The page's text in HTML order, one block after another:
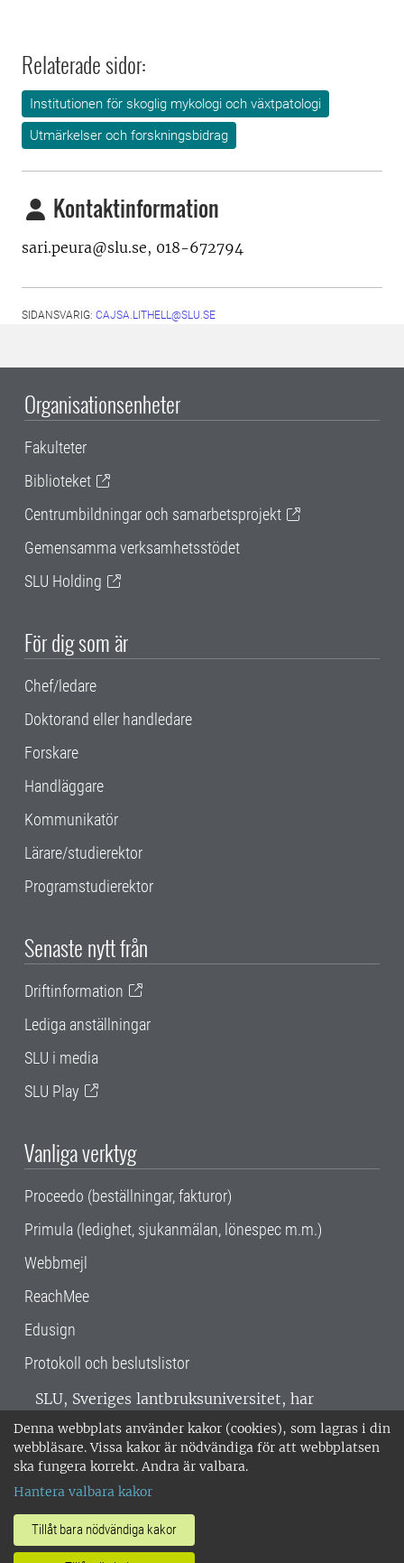
Denna webbplats använder kakor (cookies), som lagras i din
webbläsare. Vissa kakor är nödvändiga för att webbplatsen
ska fungera korrekt. Andra är valbara.
Hantera valbara kakor
Tillåt bara nödvändiga kakor
Relaterade sidor:
Institutionen för skoglig mykologi och växtpatologi
Utmärkelser och forskningsbidrag
Kontaktinformation
sari.peura@slu.se, 018-672794
SIDANSVARIG: CAJSA.LITHELL@SLU.SE
Organisationsenheter
Fakulteter
Biblioteket
Centrumbildningar och samarbetsprojekt
Gemensamma verksamhetsstödet
SLU Holding
För dig som är
Chef/ledare
Doktorand eller handledare
Forskare
Handläggare
Kommunikatör
Lärare/studierektor
Programstudierektor
Senaste nytt från
Driftinformation
Lediga anställningar
SLU i media
SLU Play
Vanliga verktyg
Proceedo (beställningar, fakturor)
Primula (ledighet, sjukanmälan, lönespec m.m.)
Webbmejl
ReachMee
Edusign
Protokoll och beslutslistor
SLU, Sveriges lantbruksuniversitet, har
verksamhet över hela Sverige. Huvudorter är
Alnarp, Uppsala och Umeå.SLU är
miljöcertifierat enligt ISO 14001. •
018-67 10 00 • Org nr: 202100-2817 •
Om SLU:s webbplatser
•Hantera kakor•Behandling av